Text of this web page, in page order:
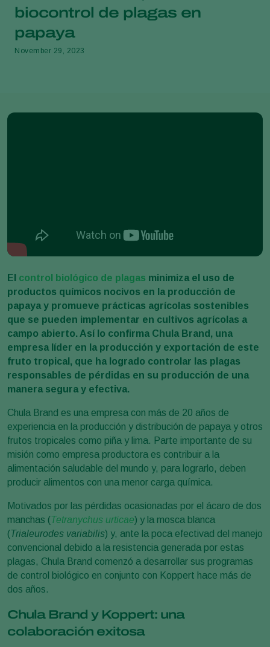
biocontrol de plagas en
papaya
November 29, 2023
El control biológico de plagas minimiza el uso de
productos químicos nocivos en la producción de
papaya y promueve prácticas agrícolas sostenibles
que se pueden implementar en cultivos agrícolas a
campo abierto. Así lo confirma Chula Brand, una
empresa líder en la producción y exportación de este
fruto tropical, que ha logrado controlar las plagas
responsables de pérdidas en su producción de una
manera segura y efectiva.
Chula Brand es una empresa con más de 20 años de
experiencia en la producción y distribución de papaya y otros
frutos tropicales como piña y lima. Parte importante de su
misión como empresa productora es contribuir a la
alimentación saludable del mundo y, para lograrlo, deben
producir alimentos con una menor carga química.
Motivados por las pérdidas ocasionadas por el ácaro de dos
manchas (Tetranychus urticae) y la mosca blanca
(Trialeurodes variabilis) y, ante la poca efectivad del manejo
convencional debido a la resistencia generada por estas
plagas, Chula Brand comenzó a desarrollar sus programas
de control biológico en conjunto con Koppert hace más de
dos años.
Chula Brand y Koppert: una
colaboración exitosa